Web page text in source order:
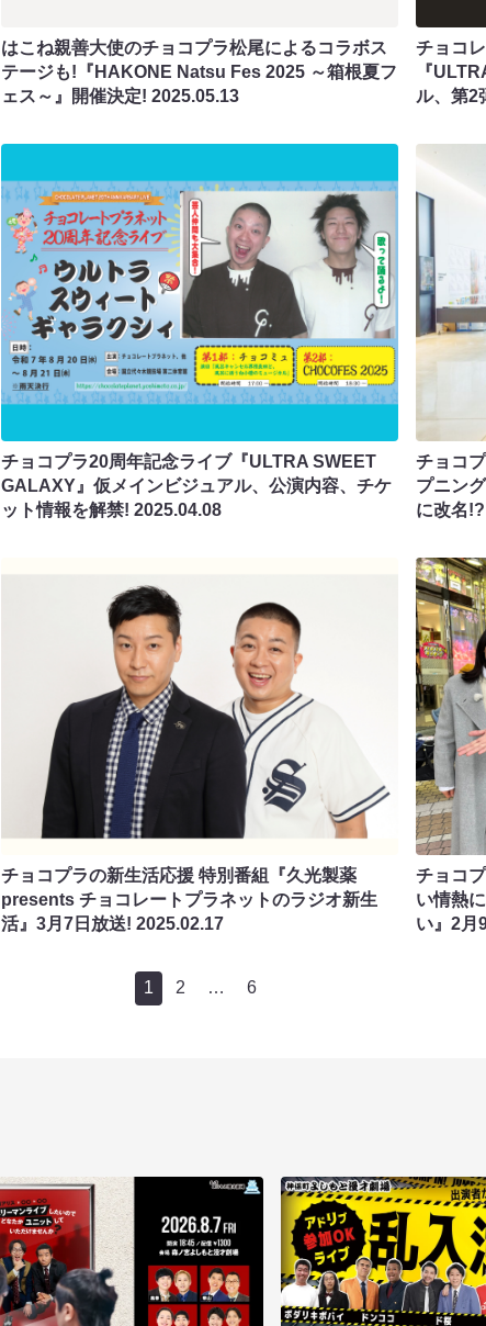
はこね親善大使のチョコプラ松尾によるコラボス
テージも!『HAKONE Natsu Fes 2025 ～箱根夏フ
ェス～』開催決定!2025.05.13
チョコ
『
ル、第2
チョコプラ20周年記念ライブ『ULTRA SWEET
GALAXY』仮メインビジュアル、公演内容、チケ
ット情報を解禁!2025.04.08
チョコ
プニン
に改名!?
チョコプラの新生活応援 特別番組『久光製薬
presents チョコレートプラネットのラジオ新生
活』3月7日放送!2025.02.17
チョコ
い情熱
い』2月
1 2 … 6